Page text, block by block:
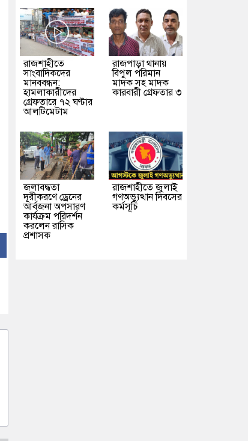
রাজশাহীতে
সাংবাদিকদের
মানববন্ধন:
হামলাকারীদের
গ্রেফতারে ৭২ ঘণ্টার
আলটিমেটাম
রাজপাড়া থানায়
বিপুল পরিমান
মাদক সহ মাদক
কারবারী গ্রেফতার ৩
জলাবদ্ধতা
দূরীকরণে ড্রেনের
আর্বজনা অপসারণ
কার্যক্রম পরিদর্শন
করলেন রাসিক
প্রশাসক
রাজশাহীতে জুলাই
গণঅভ্যুত্থান দিবসের
কর্মসূচি